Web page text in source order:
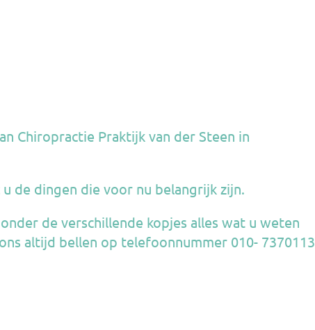
Chiropractie Praktijk van der Steen in
de dingen die voor nu belangrijk zijn.
de verschillende kopjes alles wat u weten
altijd bellen op telefoonnummer 010- 7370113